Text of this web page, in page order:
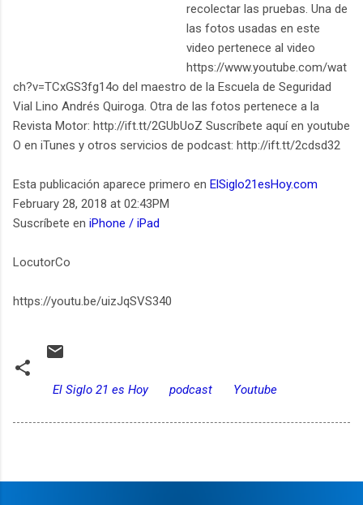
recolectar las pruebas. Una de
las fotos usadas en este
video pertenece al video
https://www.youtube.com/wat
ch?v=TCxGS3fg14o del maestro de la Escuela de Seguridad
Vial Lino Andrés Quiroga. Otra de las fotos pertenece a la
Revista Motor: http://ift.tt/2GUbUoZ Suscríbete aquí en youtube
O en iTunes y otros servicios de podcast: http://ift.tt/2cdsd32
Esta publicación aparece primero en ElSiglo21esHoy.com
February 28, 2018 at 02:43PM
Suscríbete en iPhone / iPad
LocutorCo
https://youtu.be/uizJqSVS340
El Siglo 21 es Hoy podcast Youtube